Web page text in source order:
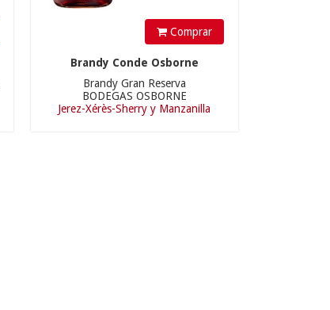
Comprar
Brandy Conde Osborne
Brandy Gran Reserva
BODEGAS OSBORNE
Jerez-Xérès-Sherry y Manzanilla